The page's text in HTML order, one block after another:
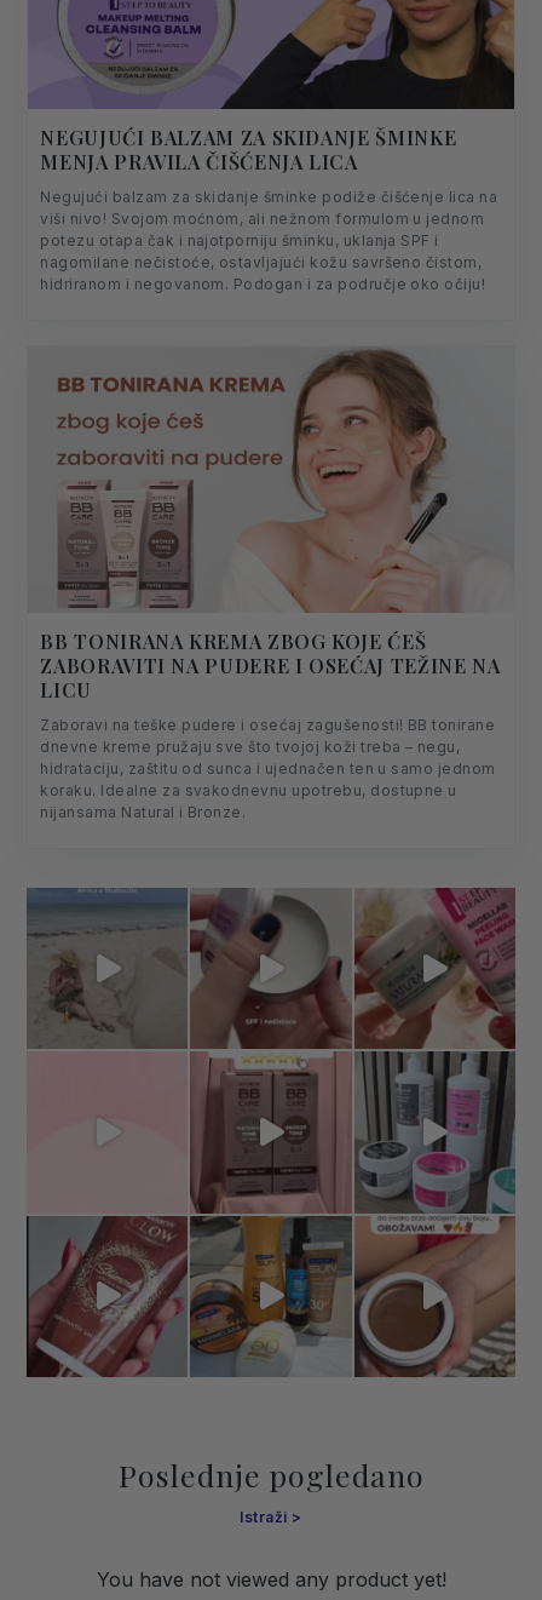
NEGUJUĆI BALZAM ZA SKIDANJE ŠMINKE
MENJA PRAVILA ČIŠĆENJA LICA
Negujući balzam za skidanje šminke podiže čišćenje lica na
viši nivo! Svojom moćnom, ali nežnom formulom u jednom
potezu otapa čak i najotporniju šminku, uklanja SPF i
nagomilane nečistoće, ostavljajući kožu savršeno čistom,
hidriranom i negovanom. Podogan i za područje oko očiju!
BB TONIRANA KREMA ZBOG KOJE ĆEŠ
ZABORAVITI NA PUDERE I OSEĆAJ TEŽINE NA
LICU
Zaboravi na teške pudere i osećaj zagušenosti! BB tonirane
dnevne kreme pružaju sve što tvojoj koži treba – negu,
hidrataciju, zaštitu od sunca i ujednačen ten u samo jednom
koraku. Idealne za svakodnevnu upotrebu, dostupne u
nijansama Natural i Bronze.
Istraži
Poslednje pogledano
You have not viewed any product yet!